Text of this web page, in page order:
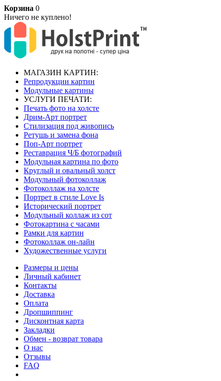
Корзина 0
Ничего не куплено!
МАГАЗИН КАРТИН:
Репродукции картин
Модульные картины
УСЛУГИ ПЕЧАТИ:
Печать фото на холсте
Дрим-Арт портрет
Стилизация под живопись
Ретушь и замена фона
Поп-Арт портрет
Реставрация Ч/Б фотографий
Модульная картина по фото
Круглый и овальный холст
Модульный фотоколлаж
Фотоколлаж на холсте
Портрет в стиле Love Is
Исторический портрет
Модульный коллаж из сот
Фотокартина с часами
Рамки для картин
Фотоколлаж он-лайн
Художественные услуги
Размеры и цены
Личный кабинет
Контакты
Доставка
Оплата
Дропшиппинг
Дисконтная карта
Закладки
Обмен - возврат товара
О нас
Отзывы
FAQ